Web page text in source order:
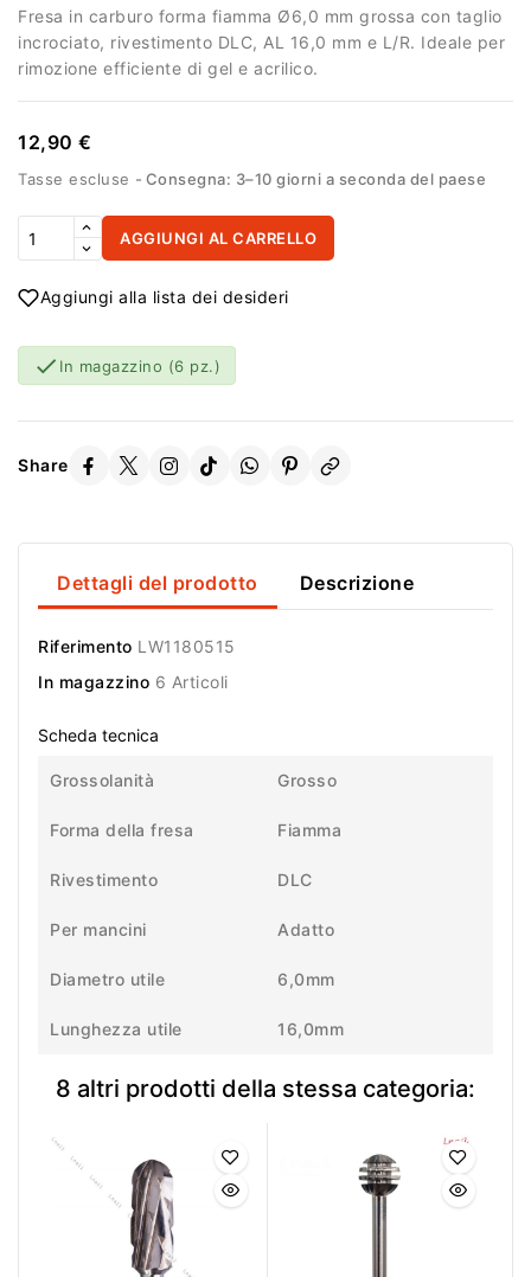
Fresa in carburo forma fiamma Ø6,0 mm grossa con taglio
incrociato, rivestimento DLC, AL 16,0 mm e L/R. Ideale per
rimozione efficiente di gel e acrilico.
12,90 €
Tasse escluse Consegna: 3–10 giorni a seconda del paese
AGGIUNGI AL CARRELLO
Aggiungi alla lista dei desideri
 In magazzino (6 pz.)
Share
Dettagli del prodotto Descrizione
Riferimento LW1180515
In magazzino 6 Articoli
Scheda tecnica
Grossolanità Grosso
Forma della fresa Fiamma
Rivestimento DLC
Per mancini Adatto
Diametro utile 6,0mm
Lunghezza utile 16,0mm
8 altri prodotti della stessa categoria: